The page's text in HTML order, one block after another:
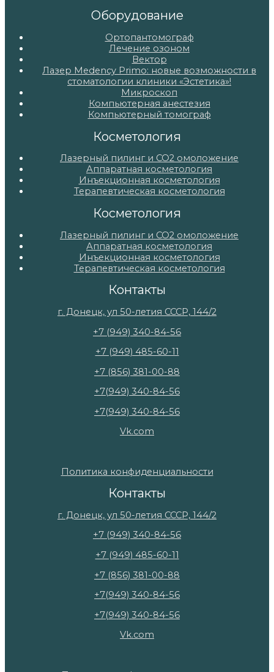
Оборудование
Ортопантомограф
Лечение озоном
Вектор
Лазер Medency Primo: новые возможности в
стоматологии клиники «Эстетика»!
Микроскоп
Компьютерная анестезия
Компьютерный томограф
Косметология
Лазерный пилинг и СО2 омоложение
Аппаратная косметология
Инъекционная косметология
Терапевтическая косметология
Косметология
Лазерный пилинг и СО2 омоложение
Аппаратная косметология
Инъекционная косметология
Терапевтическая косметология
Контакты
г. Донецк, ул 50-летия СССР, 144/2
+7 (949) 340-84-56
+7 (949) 485-60-11
+7 (856) 381-00-88
+7(949) 340-84-56
+7(949) 340-84-56
Vk.com
Политика конфиденциальности
Контакты
г. Донецк, ул 50-летия СССР, 144/2
+7 (949) 340-84-56
+7 (949) 485-60-11
+7 (856) 381-00-88
+7(949) 340-84-56
+7(949) 340-84-56
Vk.com